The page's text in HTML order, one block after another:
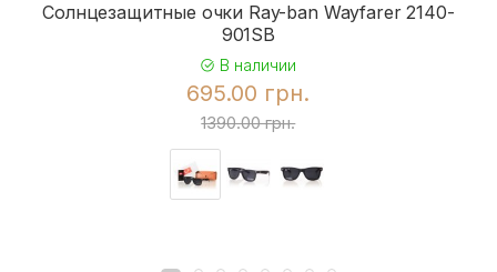
Солнцезащитные очки Ray-ban Wayfarer 2140-
901SB
В наличии
695.00 грн.
1390.00 грн.